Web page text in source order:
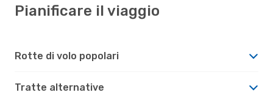
Pianificare il viaggio
Rotte di volo popolari
Tratte alternative